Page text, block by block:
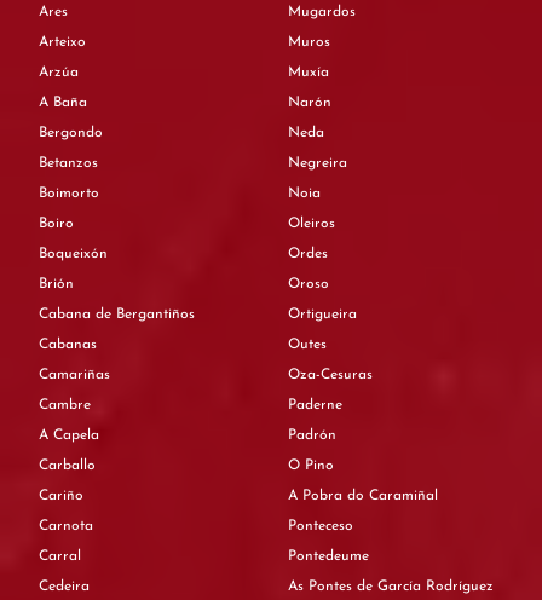
Ares
Arteixo
Arzúa
A Baña
Bergondo
Betanzos
Boimorto
Boiro
Boqueixón
Brión
Cabana de Bergantiños
Cabanas
Camariñas
Cambre
A Capela
Carballo
Cariño
Carnota
Carral
Cedeira
Mugardos
Muros
Muxía
Narón
Neda
Negreira
Noia
Oleiros
Ordes
Oroso
Ortigueira
Outes
Oza-Cesuras
Paderne
Padrón
O Pino
A Pobra do Caramiñal
Ponteceso
Pontedeume
As Pontes de García Rodríguez